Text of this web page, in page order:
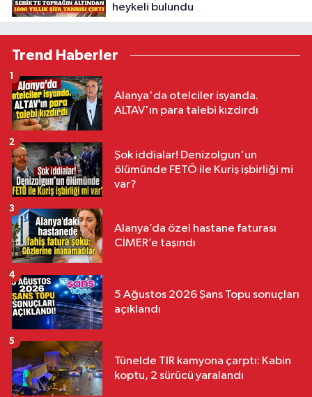
heykeli bulundu
Trend Haberler
Alanya'da otelciler isyanda.
ALTAV'ın para talebi kızdırdı
1
Şok iddialar! Denizolgun'un
ölümünde FETÖ ile Kuriş işbirliği mi
var?
2
Alanya’da özel hastane faturası
CİMER’e taşındı
3
5 Ağustos 2026 Şans Topu sonuçları
açıklandı
4
Tünelde TIR kamyona çarptı: Kabin
koptu, 2 sürücü yaralandı
5